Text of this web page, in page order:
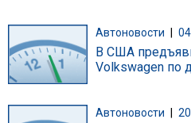
Автоновости
В США
Volkswagen по
Автоновости |